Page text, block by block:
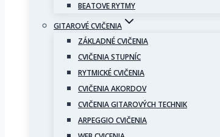
BEATOVE RYTMY
GITAROVÉ CVIČENIA
ZÁKLADNÉ CVIČENIA
CVIČENIA STUPNÍC
RYTMICKÉ CVIČENIA
CVIČENIA AKORDOV
CVIČENIA GITAROVÝCH TECHNIK
ARPEGGIO CVIČENIA